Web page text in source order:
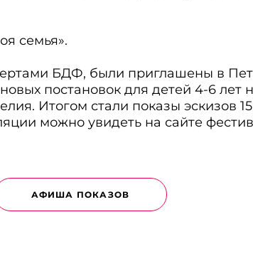
семья».
БДФ, были приглашены в
постановок для детей 4-6 лет
Итогом стали показы эскизов
можно увидеть на сайте
АФИША ПОКАЗОВ